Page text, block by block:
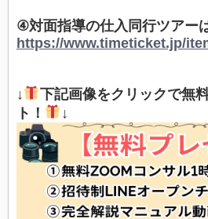
④対面指導の仕入同行ツアー
https://www.timeticket.jp/
↓
下記画像をクリックで無
ト！
↓